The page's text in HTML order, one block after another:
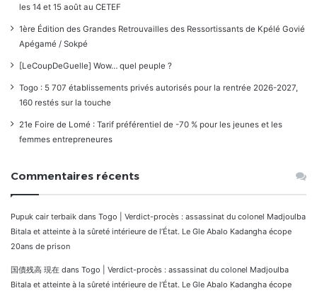
les 14 et 15 août au CETEF
1ère Édition des Grandes Retrouvailles des Ressortissants de Kpélé Govié
Apégamé / Sokpé
[LeCoupDeGuelle] Wow… quel peuple ?
Togo : 5 707 établissements privés autorisés pour la rentrée 2026-2027,
160 restés sur la touche
21e Foire de Lomé : Tarif préférentiel de -70 % pour les jeunes et les
femmes entrepreneures
Commentaires récents
Pupuk cair terbaik dans Togo | Verdict-procès : assassinat du colonel Madjoulba
Bitala et atteinte à la sûreté intérieure de l’État. Le Gle Abalo Kadangha écope
20ans de prison
国債残高 現在 dans Togo | Verdict-procès : assassinat du colonel Madjoulba
Bitala et atteinte à la sûreté intérieure de l’État. Le Gle Abalo Kadangha écope